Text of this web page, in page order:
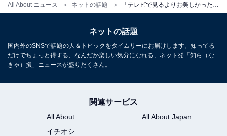
All About ニュース ネットの話題
ネットの話題
国内外のSNSで話題の人＆トピックをタイムリーにお届けします。知ってる
だけでちょっと得する、なんだか楽しい気分になれる、ネット発「知ら（な
きゃ）損」ニュースが盛りだくさん。
関連サービス
All About
All About Japan
イチオシ